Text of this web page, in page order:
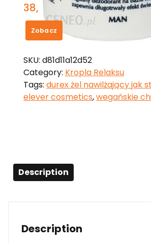
38,90 zł
Zobacz
SKU: d81d11a12d52
Category: Kropla Relaksu
Tags: durex żel nawilżający jak
elever cosmetics,wegańskie
Description
Description